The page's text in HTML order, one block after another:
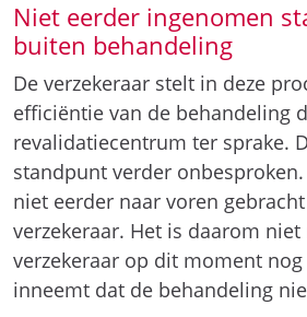
Niet eerder ingenomen
buiten behandeling
De verzekeraar stelt in deze
efficiëntie van de behandeling
revalidatiecentrum ter sprake.
standpunt verder
niet eerder naar voren
verzekeraar. Het is daarom
verzekeraar op dit moment
inneemt dat de behandeling